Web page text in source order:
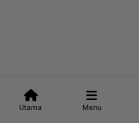
Utama Menu